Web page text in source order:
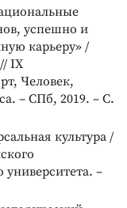
успешно и
карьеру» /
IX
Человек,
– СПб, 2019. – С.
культура /
–